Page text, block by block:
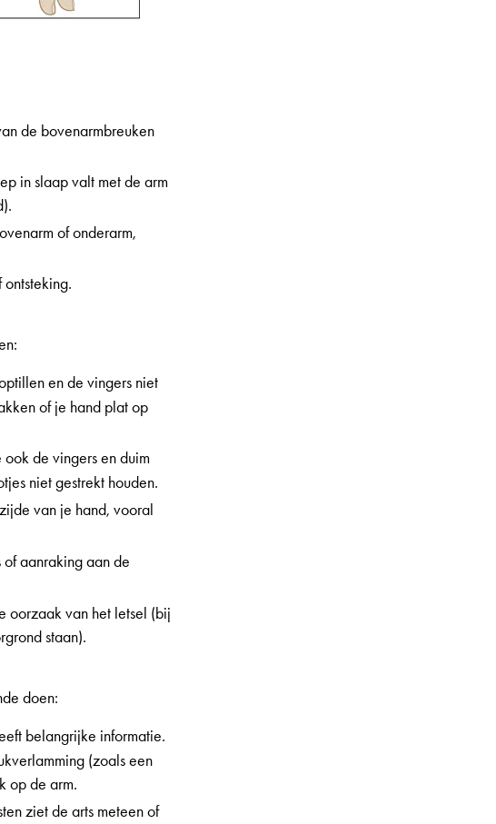
de bovenarmbreuken
in slaap valt met de arm
of onderarm,
en de vingers niet
of je hand plat op
ook de vingers en duim
niet gestrekt houden.
van je hand, vooral
aanraking aan de
oorzaak van het letsel (bij
staan).
doen:
belangrijke informatie.
(zoals een
op de arm.
ziet de arts meteen of